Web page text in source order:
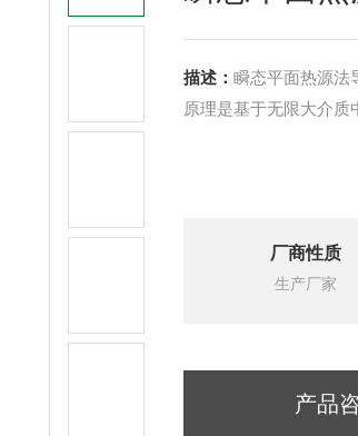
描述： 瞬态平面热源法
原理是基于无限大介质
厂商性质
生产厂家
产品